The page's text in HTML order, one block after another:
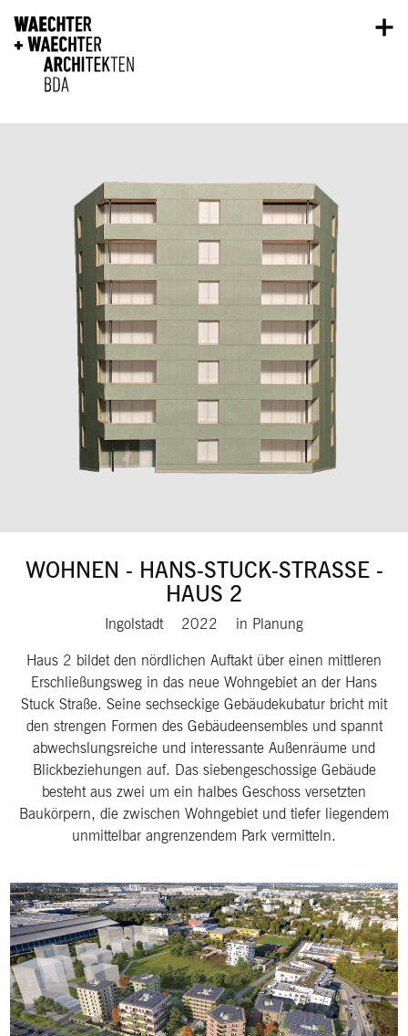
WOHNEN - HANS-STUCK-STRASSE - H
AUS 2
Ingolstadt 2022
in Planung
Haus 2 bildet den nördlichen Auftakt über einen mittleren
Erschließungsweg in das neue Wohngebiet an der Hans
Stuck Straße. Seine sechseckige Gebäudekubatur bricht mit
den strengen Formen des Gebäudeensembles und spannt
abwechslungsreiche und interessante Außenräume und
Blickbeziehungen auf. Das siebengeschossige Gebäude
besteht aus zwei um ein halbes Geschoss versetzten
Baukörpern, die zwischen Wohngebiet und tiefer liegendem
unmittelbar angrenzendem Park vermitteln.